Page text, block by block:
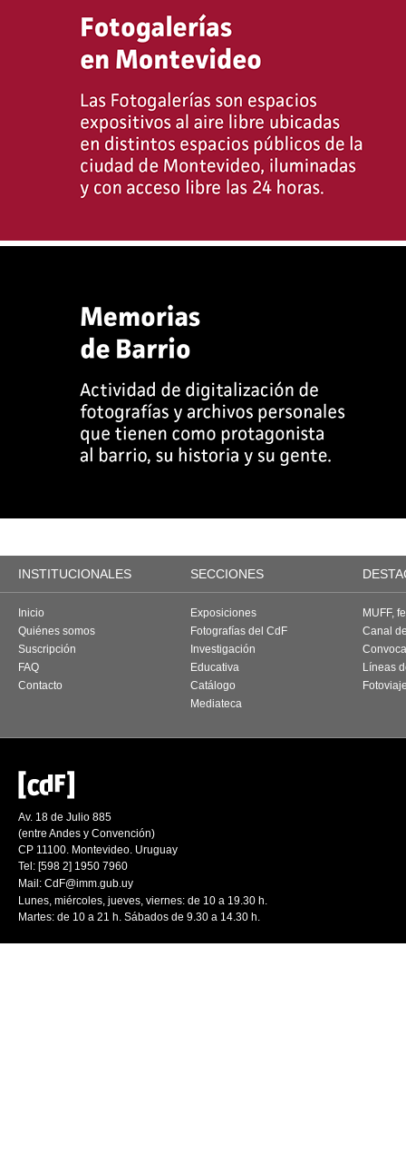
INSTITUCIONALES SECCIONES
Inicio
Quiénes somos
Suscripción
FAQ
Contacto
Exposiciones
Fotografías del CdF
Investigación
Educativa
Catálogo
Mediateca
MUFF,
Canal
Líneas
Av. 18 de Julio 885
(entre Andes y Convención)
CP 11100. Montevideo. Uruguay
Tel: [598 2] 1950 7960
Mail: CdF@imm.gub.uy
Lunes, miércoles, jueves, viernes: de 10 a 19.30 h.
Martes: de 10 a 21 h. Sábados de 9.30 a 14.30 h.